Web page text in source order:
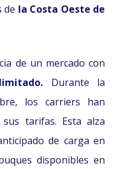
de la Costa Oeste de
de un mercado con
Durante la
los carriers han
sus tarifas. Esta alza
de carga en
disponibles en